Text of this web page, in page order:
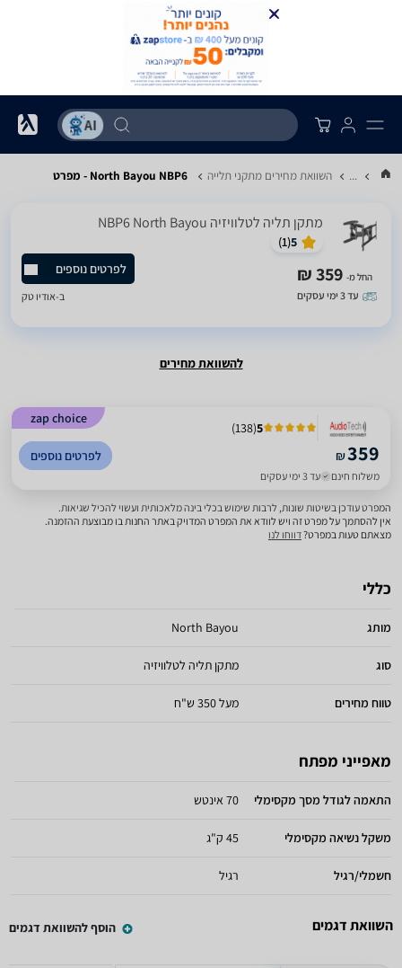
... השוואת מחירים מתקני תלייה North Bayou NBP6 - מפרט
‏מתקן תליה לטלוויזיה NBP6 North Bayou
5
(
1
)
החל מ- 359 ₪
עד 3 ימי עסקים
לפרטים נוספים
ב-אודיו טק
להשוואת מחירים
zap choice
5
(
138
)
₪359
משלוח חינם עד 3 ימי עסקים
לפרטים נוספים
המפרט עודכן בשיטות שונות, לרבות שימוש בכלי בינה מלאכותית ועשוי להכיל שגיאות.
אין להסתמך על מפרט זה ויש לוודא את המפרט המדויק באתר החנות בו מבוצעת ההזמנה.
מצאתם טעות במפרט?דווחו לנו
כללי
מותג North Bayou
סוג מתקן תליה לטלוויזיה
טווח מחירים מעל 350 ש"ח
מאפייני מפתח
התאמה לגודל מסך מקסימלי 70 אינטש
משקל נשיאה מקסימלי 45 ק"ג
חשמלי/רגיל רגיל
השוואת דגמים הוסף להשוואת דגמים